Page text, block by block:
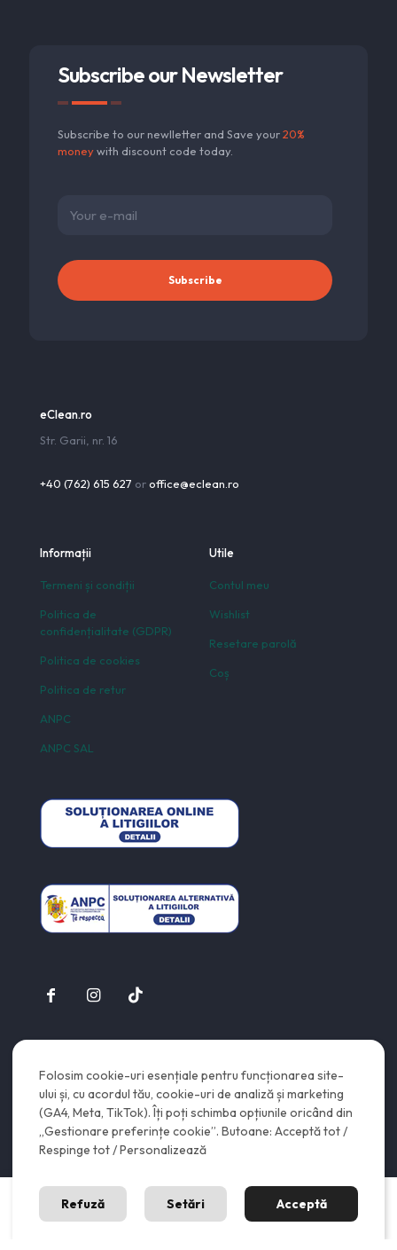
Subscribe our Newsletter
Subscribe to our newlletter and Save your20%
moneywith discount code today.
eClean.ro
Str. Garii, nr. 16
+40 (762) 615 627 oroffice@eclean.ro
Informații
Termeni și condiții
Politica de
confidențialitate (GDPR)
Politica de cookies
Politica de retur
ANPC
ANPC SAL
Utile
Contul meu
Wishlist
Resetare parolă
Coș
Vop
Folosim cookie-uri esențiale pentru funcționarea site-
ului și, cu acordul tău, cookie-uri de analiză și marketing
(GA4, Meta, TikTok). Îți poți schimba opțiunile oricând din
„Gestionare preferințe cookie”. Butoane: Acceptă tot /
Respinge tot / Personalizează
Acceptă
Setări
Refuză